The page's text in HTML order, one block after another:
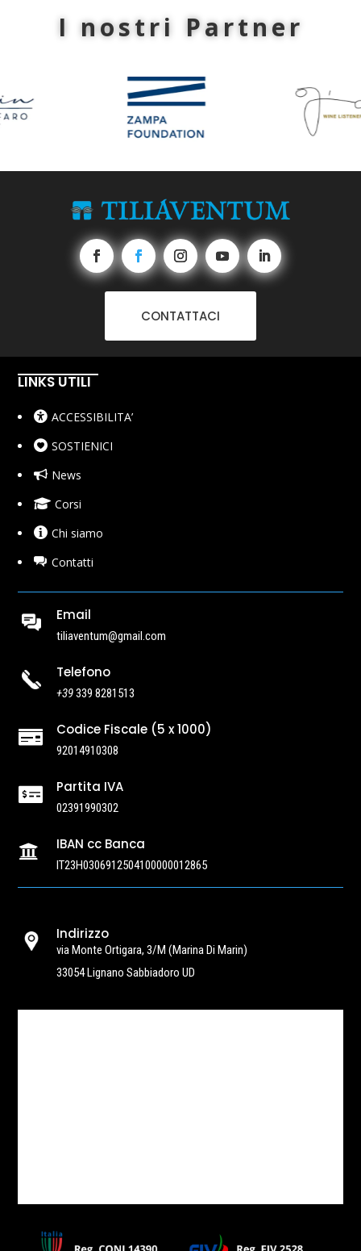
I nostri Partner
CONTATTACI
LINKS UTILI
ACCESSIBILITA’
SOSTIENICI
News
Corsi
Chi siamo
Contatti
Email
tiliaventum@gmail.com
Telefono
+39339 8281513
 Codice Fiscale (5 x 1000)
92014910308
 Partita IVA
02391990302
 IBAN cc Banca
IT23H0306912504100000012865
Indirizzo
via Monte Ortigara, 3/M (Marina Di Marin)
33054 Lignano Sabbiadoro UD